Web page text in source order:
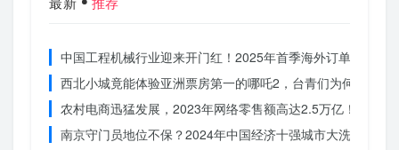
中国工程机械行业迎来开门红！2025年首季海外订单激增，
西北小城竟能体验亚洲票房第一的哪吒2，台青们为何如此惊
农村电商迅猛发展，2023年网络零售额高达2.5万亿！你还在
南京守门员地位不保？2024年中国经济十强城市大洗牌